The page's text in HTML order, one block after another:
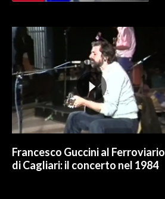
Francesco Guccini al Ferroviario
di Cagliari: il concerto nel 1984